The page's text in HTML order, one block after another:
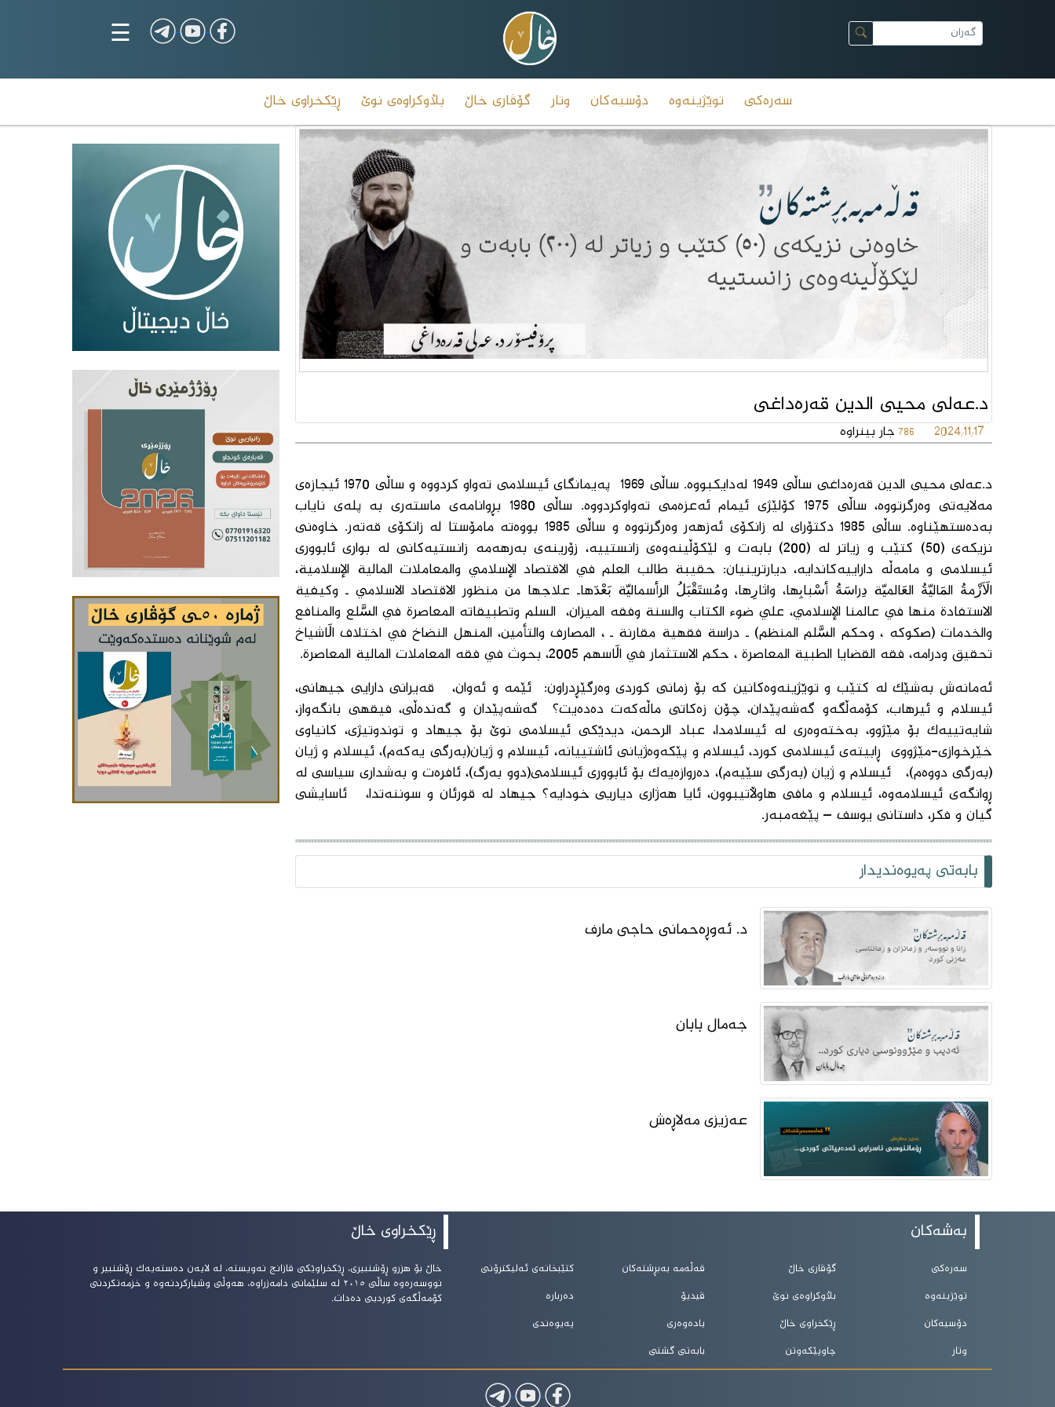
☰
سەرەکی توێژینەوە دۆسیەکان وتار گۆڤاری خاڵ بڵاوکراوەی نوێ ڕێکخراوی خاڵ
د.عەلی محیی الدین قەرەداغی
2024/11/17
786جار بینراوە
د.عەلی محیی الدین قەرەداغی ساڵی 1949 لەدایكبووە. ساڵی 1969 پەیمانگای ئیسلامی تەواو كردووە و ساڵی 1970 ئیجازەی
مەلایەتی وەرگرتووە، ساڵی 1975 كۆلێژی ئیمام ئەعزەمی تەواوكردووە. ساڵی 1980 بڕوانامەی ماستەری بە پلەی نایاب
بەدەستهێناوە. ساڵی 1985 دكتۆرای لە زانكۆی ئەزهەر وەرگرتووە و ساڵی 1985 بووەتە مامۆستا لە زانكۆی قەتەر. خاوەنی
نزیكەی (50) كتێب و زیاتر لە (200) بابەت و لێكۆڵینەوەی زانستییە، زۆرینەی بەرهەمە زانستیەكانی لە بواری ئابووری
ئیسلامی و مامەڵە داراییەكاندایە، دیارترینیان: حقيبة طالب العلم في الاقتصاد الإسلامي والمعاملات المالية الإسلامية،
الَاَزْمةُ المَاليّةُ العَالميّة دِراسَةُ أسْبابِها، وا‌ثارِها، ومُستَقْبَلُ الرأسماليّة بَعْدَهاـ علاجها من منظور الاقتصاد الاسلامي ـ وكيفية
الاستفادة منها في عالمنا الإسلامي، علي ضو‌ء الكتاب والسنة وفقه الميزان، السلم وتطبيقاته المعاصرة في السَّلع والمنافع
والخدمات (صكوكه ، وحكم السَّلم المنظم) ـ دراسة فقهية مقارنة ـ ، المصارف والتأمين، المنهل النضاخ في اختلاف الَاشياخ
تحقيق ودرامه، فقه القضايا الطبية المعاصرة ، حكم الاستثمار في الَاسهم 2005، بحوث في فقه المعاملات المالية المعاصرة.
ئەمانەش بەشێك لە كتێب و توێژینەوەكانین كە بۆ زمانی كوردی وەرگێڕدراون: ئێمە و ئەوان، قەیرانی دارایی جیهانی،
ئیسلام‌ و ئیرهاب، كۆمەڵگەو گەشەپێدان، چۆن زەكاتی ماڵەكەت دەدەیت؟ گەشەپێدان‌ و گەندەڵی، فیقهی بانگەواز،
شایەتییەك بۆ مێژوو، بەختەوەری لە ئیسلامدا، عباد الرحمن، دیدێكی ئیسلامی نوێ بۆ جیهاد و توندوتیژی، كانیاوی
خێرخوازی-مێژووی ڕابیتەی ئیسلامی كورد، ئیسلام و پێكەوەژیانی ئاشتییانە، ئیسلام و ژیان(بەرگی یەكەم)، ئیسلام و ژیان
(بەرگی دووەم)، ئیسلام و ژیان (بەرگی سێیەم)، دەروازەیەك بۆ ئابووری ئیسلامی(دوو بەرگ)، ئافرەت و بەشداری سیاسی لە
ڕوانگەی ئیسلامەوە، ئیسلام و مافی هاوڵاتیبوون، ئایا هەژاری دیاریی خودایە؟ جیهاد لە قورئان و سوننەتدا، ئاسایشی
گیان و فكر، داستانی یوسف – پێغەمبەر.
بابەتی پەیوەندیدار
د. ئەوڕەحمانی حاجى مارف
جەمال بابان
عەزیزى مەلاڕەش
بەشەکان
سەرەکی
توێژینەوە
دۆسیەکان
وتار
گۆڤاری خاڵ
بڵاوکراوەی نوێ
ڕێکخراوی خاڵ
چاوپێکەوتن
قەڵەمە بەبڕشتەکان
ڤیدیۆ
یادەوەری
بابەتی گشتی
کتێبخانەی ئەلیکترۆنی
دەربارە
پەیوەندی
ڕێکخراوی خاڵ
خاڵ بۆ هزرو ڕۆشنبیرى، ڕێکخراوێکى قازانج نەویستە، لە لایەن دەستەیەک ڕۆشنبیر و
نووسەرەوە ساڵى ٢٠١٥ لە سلێمانى دامەزراوە، هەوڵى وشیارکردنەوە و خزمەتکردنى
کۆمەڵگەى کوردیى دەدات.